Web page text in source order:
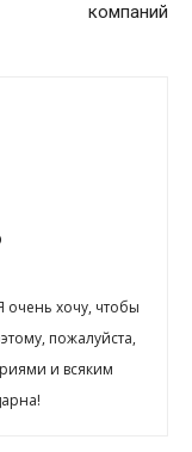
компаний
очень хочу, чтобы
пожалуйста,
и всяким